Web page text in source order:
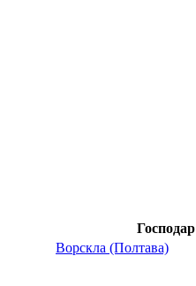
Господар
Ворскла (Полтава)